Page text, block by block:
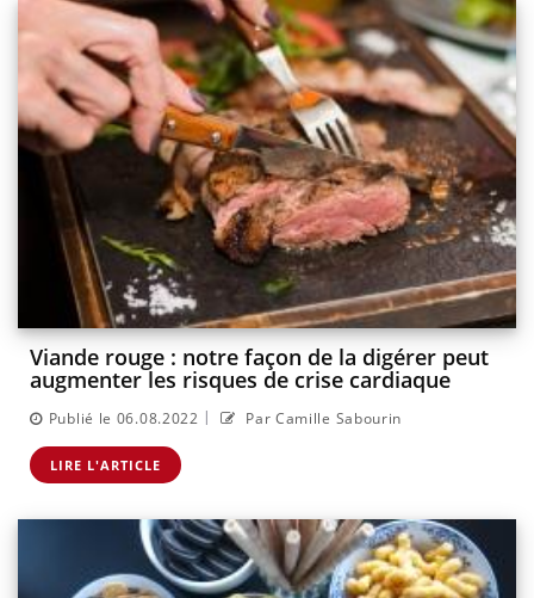
Viande rouge : notre façon de la digérer peut
augmenter les risques de crise cardiaque
Publié le 06.08.2022 | Par Camille Sabourin
LIRE L'ARTICLE